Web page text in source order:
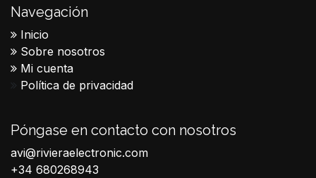
Navegación
Inicio
Sobre nosotros
Mi cuenta
Política de privacidad
Póngase en contacto con nosotros
avi@rivieraelectronic.com
+34 680268943